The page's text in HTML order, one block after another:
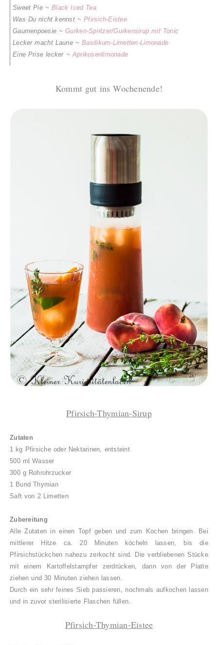
Sweet Pie ~Black Iced Tea
Was Du nicht kennst ~ Pfirsich-Eistee
Gaumenpoesie ~Gurken-Spritzer/Gurkensirup mit Tonic
Lecker macht Laune ~Basilikum-Limetten-Limonade
Eine Prise lecker ~Aprikosenlimonade
Kommt gut ins Wochenende!
Pfirsich-Thymian-Sirup
Zutaten
1 kg Pfirsiche oder Nektarinen, entsteint
500 ml Wasser
300 g Rohrohrzucker
1 Bund Thymian
Saft von 2 Limetten
Zubereitung
Alle Zutaten in einen Topf geben und zum Kochen bringen. Bei
mittlerer Hitze ca. 20 Minuten köcheln lassen, bis die
Pfirsichstückchen nahezu zerkocht sind. Die verbliebenen Stücke
mit einem Kartoffelstampfer zerdrücken, dann von der Platte
ziehen und 30 Minuten ziehen lassen.
Durch ein sehr feines Sieb passieren, nochmals aufkochen lassen
und in zuvor sterilisierte Flaschen füllen.
Pfirsich-Thymian-Eistee